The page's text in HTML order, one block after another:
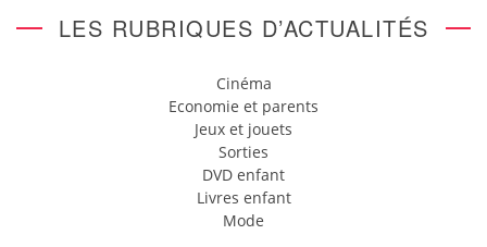
LES RUBRIQUES D’ACTUALITÉS
Cinéma
Economie et parents
Jeux et jouets
Sorties
DVD enfant
Livres enfant
Mode